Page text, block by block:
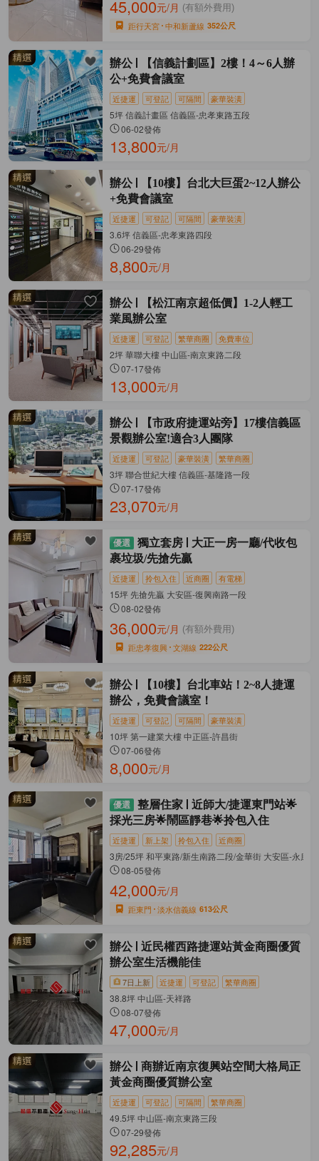
45,000元/月 (有額外費用)
距行天宮 中和新蘆線 352公尺
辦公
【信義計劃區】2樓！4～6人辦
公+免費會議室
近捷運 可登記 可隔間 豪華裝潢
5坪 信義計畫區 信義區-忠孝東路五段
06-02發佈
13,800元/月
辦公
【10樓】台北大巨蛋2~12人辦公
+免費會議室
近捷運 可登記 可隔間 豪華裝潢
3.6坪 信義區-忠孝東路四段
06-29發佈
8,800元/月
辦公
【松江南京超低價】1-2人輕工
業風辦公室
近捷運 可登記 繁華商圈 免費車位
2坪 華聯大樓 中山區-南京東路二段
07-17發佈
13,000元/月
辦公
【市政府捷運站旁】17樓信義區
景觀辦公室!適合3人團隊
近捷運 可登記 豪華裝潢 繁華商圈
3坪 聯合世紀大樓 信義區-基隆路一段
07-17發佈
23,070元/月
獨立套房
大正一房一廳/代收包
裹垃圾/先搶先贏
近捷運 拎包入住 近商圈 有電梯
15坪 先搶先贏 大安區-復興南路一段
08-02發佈
36,000元/月 (有額外費用)
距忠孝復興 文湖線 222公尺
辦公
【10樓】台北車站！2~8人捷運
辦公，免費會議室！
近捷運 可登記 可隔間 豪華裝潢
10坪 第一建業大樓 中正區-許昌街
07-06發佈
8,000元/月
整層住家
近師大/捷運東門站🌟
採光三房🌟鬧區靜巷🌟拎包入住
近捷運 新上架 拎包入住 近商圈
3房/25坪 和平東路/新生南路二段/金華街 大安區-永康街
08-05發佈
42,000元/月
距東門 淡水信義線 613公尺
辦公
近民權西路捷運站黃金商圈優質
辦公室生活機能佳
7日上新 近捷運 可登記 繁華商圈
38.8坪 中山區-天祥路
08-07發佈
47,000元/月
辦公
商辦近南京復興站空間大格局正
黃金商圈優質辦公室
近捷運 可登記 可隔間 繁華商圈
49.5坪 中山區-南京東路三段
07-29發佈
92,285元/月